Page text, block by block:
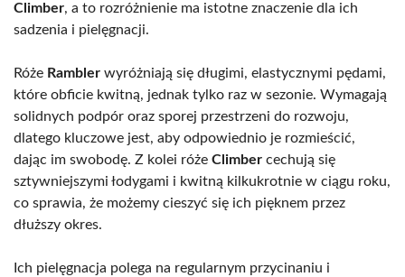
Climber, a to rozróżnienie ma istotne znaczenie dla ich
sadzenia i pielęgnacji.
Róże Rambler wyróżniają się długimi, elastycznymi pędami,
które obficie kwitną, jednak tylko raz w sezonie. Wymagają
solidnych podpór oraz sporej przestrzeni do rozwoju,
dlatego kluczowe jest, aby odpowiednio je rozmieścić,
dając im swobodę. Z kolei róże Climber cechują się
sztywniejszymi łodygami i kwitną kilkukrotnie w ciągu roku,
co sprawia, że możemy cieszyć się ich pięknem przez
dłuższy okres.
Ich pielęgnacja polega na regularnym przycinaniu i